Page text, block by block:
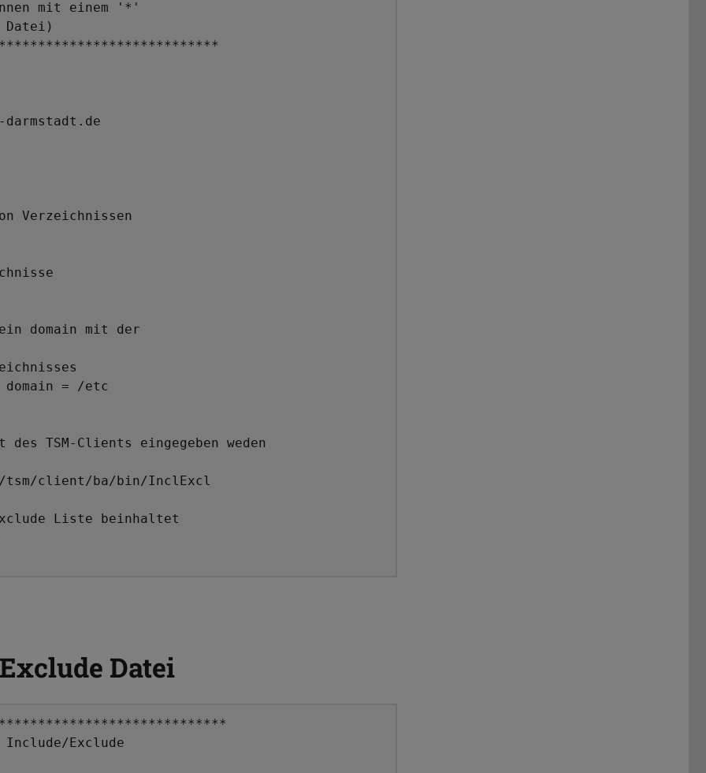
mit einem '*'
Datei)
Verzeichnissen
domain mit der
= /etc
TSM-Clients eingegeben weden
Liste beinhaltet
Datei
- Include/Exclude
Linux-System